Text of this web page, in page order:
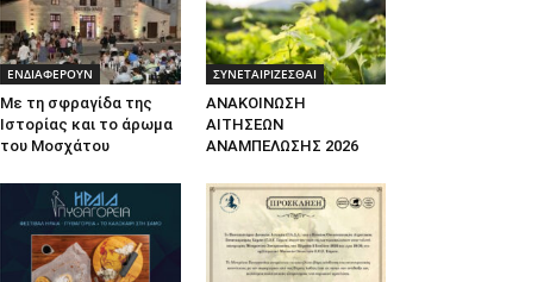
ΕΝΔΙΑΦΕΡΟΥΝ
Με τη σφραγίδα της
Ιστορίας και το άρωμα
του Μοσχάτου
ΣΥΝΕΤΑΙΡΙΖΕΣΘΑΙ
ΑΝΑΚΟΙΝΩΣΗ
ΑΙΤΗΣΕΩΝ
ΑΝΑΜΠΕΛΩΣΗΣ 2026